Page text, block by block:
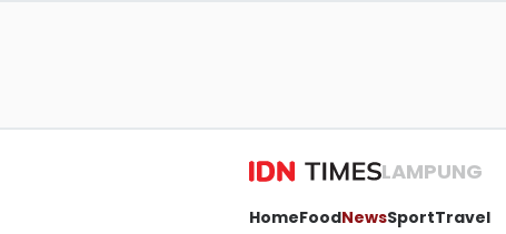
LAMPUNG
HomeFoodNewsSportTravel